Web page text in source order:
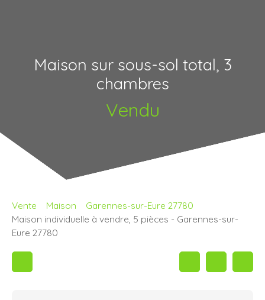
Maison sur sous-sol total, 3
chambres
Vendu
Vente Maison
Garennes-sur-Eure 27780
Maison individuelle à vendre, 5 pièces - Garennes-sur-
Eure 27780